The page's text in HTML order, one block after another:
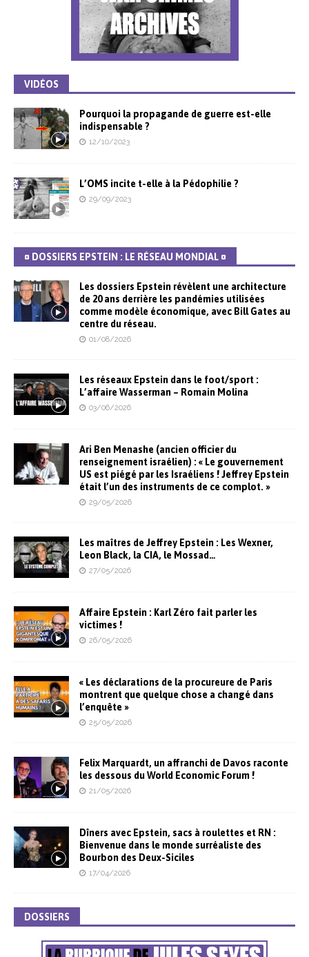
VIDÉOS
Pourquoi la propagande de guerre est-elle
indispensable ?
12/10/2023
L’OMS incite t-elle à la Pédophilie ?
29/09/2023
¤ DOSSIERS EPSTEIN : LE RÉSEAU MONDIAL ¤
Les dossiers Epstein révèlent une architecture
de 20 ans derrière les pandémies utilisées
comme modèle économique, avec Bill Gates au
centre du réseau.
01/08/2026
Les réseaux Epstein dans le foot/sport :
L’affaire Wasserman – Romain Molina
03/06/2026
Ari Ben Menashe (ancien officier du
renseignement israélien) : « Le gouvernement
US est piégé par les Israéliens ! Jeffrey Epstein
était l’un des instruments de ce complot. »
29/05/2026
Les maîtres de Jeffrey Epstein : Les Wexner,
Leon Black, la CIA, le Mossad…
27/05/2026
Affaire Epstein : Karl Zéro fait parler les
victimes !
26/05/2026
« Les déclarations de la procureure de Paris
montrent que quelque chose a changé dans
l’enquête »
25/05/2026
Felix Marquardt, un affranchi de Davos raconte
les dessous du World Economic Forum !
21/05/2026
Dîners avec Epstein, sacs à roulettes et RN :
Bienvenue dans le monde surréaliste des
Bourbon des Deux-Siciles
17/04/2026
DOSSIERS